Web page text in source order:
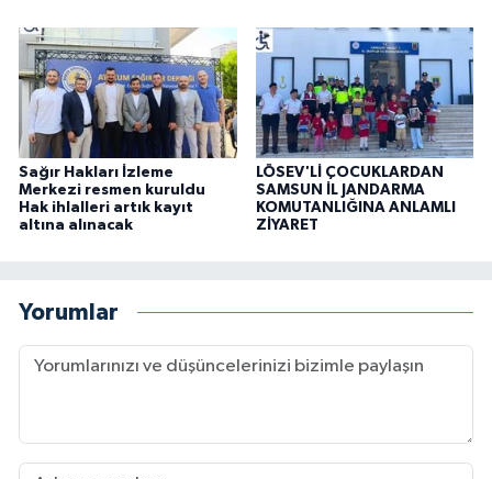
Sağır Hakları İzleme
Merkezi resmen kuruldu
Hak ihlalleri artık kayıt
altına alınacak
LÖSEV'Lİ ÇOCUKLARDAN
SAMSUN İL JANDARMA
KOMUTANLIĞINA ANLAMLI
ZİYARET
Yorumlar